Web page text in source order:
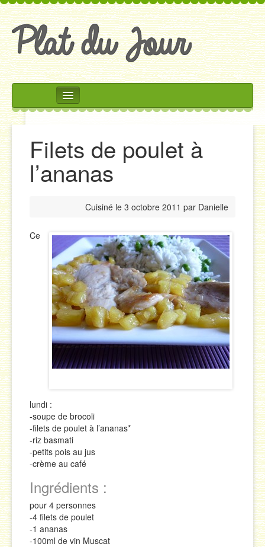
Rechercher
Accueil
Accompagnements
Desserts
Plats
Salades
Sauces
Soupes & Potages
Trucs & Astuces
Filets de poulet à
l’ananas
Cuisiné le 3 octobre 2011 par Danielle
Ce
lundi :
-soupe de brocoli
-filets de poulet à l’ananas*
-riz basmati
-petits pois au jus
-crème au café
Ingrédients :
pour 4 personnes
-4 filets de poulet
-1 ananas
-100ml de vin Muscat